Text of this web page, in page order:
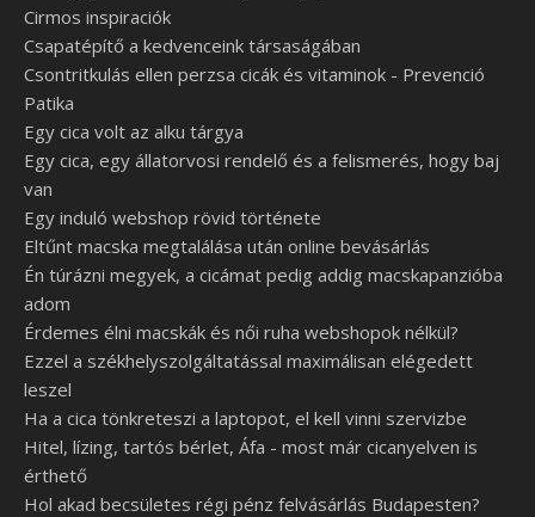
Cirmos inspiraciók
Csapatépítő a kedvenceink társaságában
Csontritkulás ellen perzsa cicák és vitaminok - Prevenció
Patika
Egy cica volt az alku tárgya
Egy cica, egy állatorvosi rendelő és a felismerés, hogy baj
van
Egy induló webshop rövid története
Eltűnt macska megtalálása után online bevásárlás
Én túrázni megyek, a cicámat pedig addig macskapanzióba
adom
Érdemes élni macskák és női ruha webshopok nélkül?
Ezzel a székhelyszolgáltatással maximálisan elégedett
leszel
Ha a cica tönkreteszi a laptopot, el kell vinni szervizbe
Hitel, lízing, tartós bérlet, Áfa - most már cicanyelven is
érthető
Hol akad becsületes régi pénz felvásárlás Budapesten?